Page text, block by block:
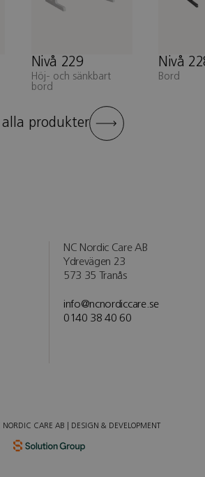
Nivå 229
Höj- och sänkbart
bord
Nivå
Bord
alla produkter
NC Nordic Care AB
Ydrevägen 23
573 35 Tranås
info@ncnordiccare.se
0140 38 40 60
CARE AB | DESIGN & DEVELOPMENT